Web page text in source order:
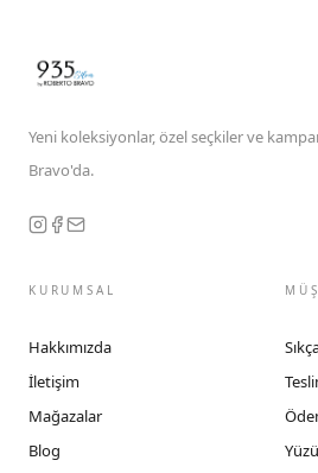
Yeni koleksiyonlar, özel seçkiler ve
Bravo'da.
KURUMSAL
Hakkımızda
İletişim
Mağazalar
Blog